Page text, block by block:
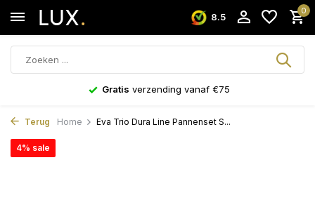
8.5
0
Gratis verzending vanaf €75
Terug Home Eva Trio Dura Line Pannenset S...
4% sale